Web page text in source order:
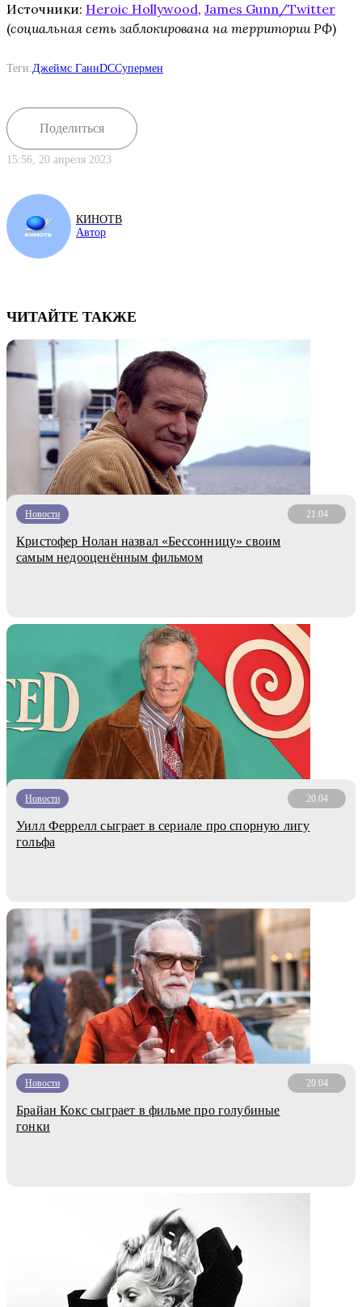
Источники: Heroic Hollywood, James Gunn/Twitter
(социальная сеть заблокирована на территории РФ)
Теги:Джеймс ГаннDCСупермен
Поделиться
15:56, 20 апреля 2023
КИНОТВ
Автор
ЧИТАЙТЕ ТАКЖЕ
Новости 21.04
Кристофер Нолан назвал «Бессонницу» своим
самым недооценённым фильмом
Новости 20.04
Уилл Феррелл сыграет в сериале про спорную лигу
гольфа
Новости 20.04
Брайан Кокс сыграет в фильме про голубиные
гонки